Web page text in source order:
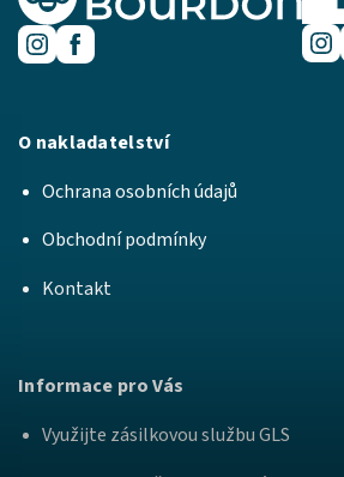
O nakladatelství
Ochrana osobních údajů
Obchodní podmínky
Kontakt
Informace pro Vás
Využijte zásilkovou službu GLS